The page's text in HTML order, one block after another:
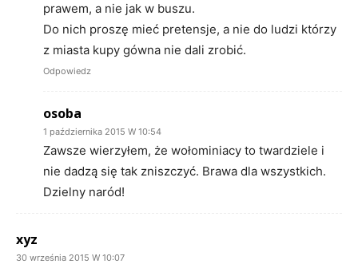
prawem, a nie jak w buszu.
Do nich proszę mieć pretensje, a nie do ludzi którzy
z miasta kupy gówna nie dali zrobić.
Odpowiedz
osoba
1 października 2015 W 10:54
Zawsze wierzyłem, że wołominiacy to twardziele i
nie dadzą się tak zniszczyć. Brawa dla wszystkich.
Dzielny naród!
xyz
30 września 2015 W 10:07